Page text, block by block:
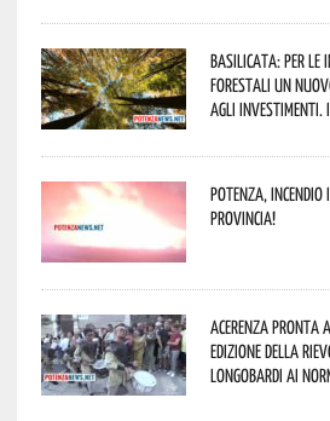
Basilicata: per le
forestali un
agli investimenti.
Potenza, incendio
provincia!
Acerenza pronta
edizione della
Longobardi ai